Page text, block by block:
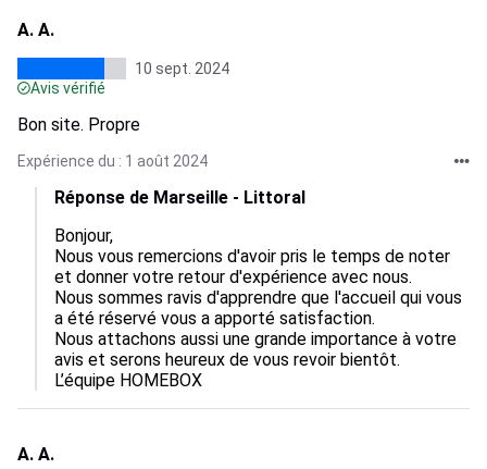
A. A.
10 sept. 2024
Avis vérifié
Bon site. Propre
Expérience du : 1 août 2024
Réponse de Marseille - Littoral
Bonjour,
Nous vous remercions d'avoir pris le temps de noter
et donner votre retour d'expérience avec nous.
Nous sommes ravis d'apprendre que l'accueil qui vous
a été réservé vous a apporté satisfaction.
Nous attachons aussi une grande importance à votre
avis et serons heureux de vous revoir bientôt.
L’équipe HOMEBOX
A. A.